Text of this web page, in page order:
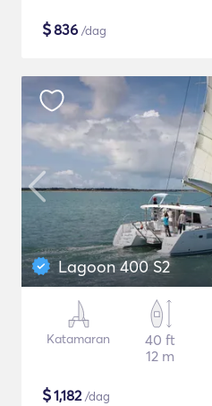
$836 /dag
Lagoon 400 S2
Katamaran
40 ft
12 m
$1,182/dag